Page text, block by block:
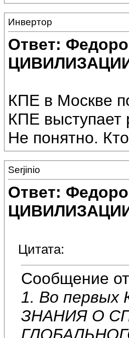
Инвертор
Ответ:
КПЕ в Москве
КПЕ выступает
Не понятно.
Serjinio
Ответ:
Цитата:
Сообщение от
1. Во первых
ЗНАНИЯ О